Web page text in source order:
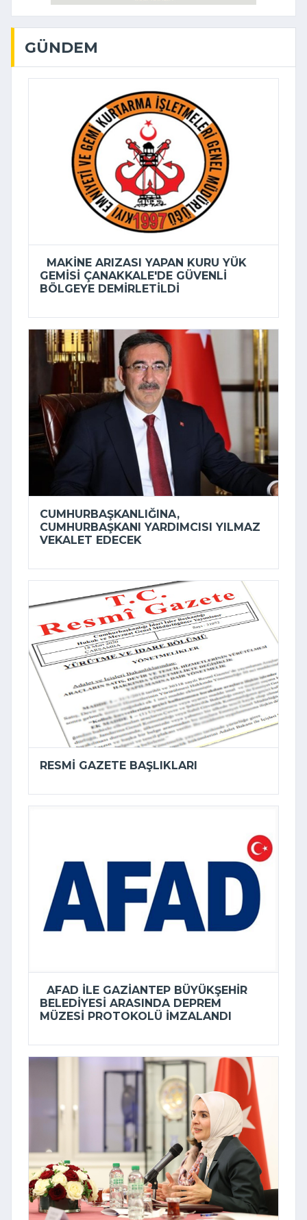
GÜNDEM
MAKINE ARIZASI YAPAN KURU YÜK
GEMISI ÇANAKKALE'DE GÜVENLI
BÖLGEYE DEMIRLETILDI
CUMHURBAŞKANLIĞINA,
CUMHURBAŞKANI YARDIMCISI YILMAZ
VEKALET EDECEK
RESMI GAZETE BAŞLIKLARI
AFAD ILE GAZIANTEP BÜYÜKŞEHIR
BELEDIYESI ARASINDA DEPREM
MÜZESI PROTOKOLÜ IMZALANDI